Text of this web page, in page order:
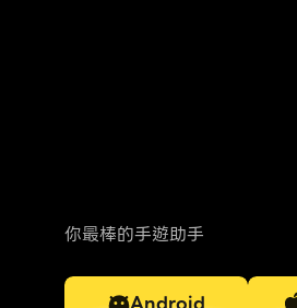
你最棒的手遊助手